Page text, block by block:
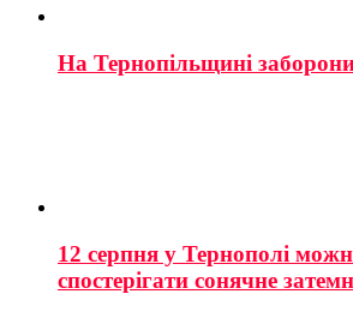
На Тернопільщині
12 серпня у Тернополі
спостерігати сонячне